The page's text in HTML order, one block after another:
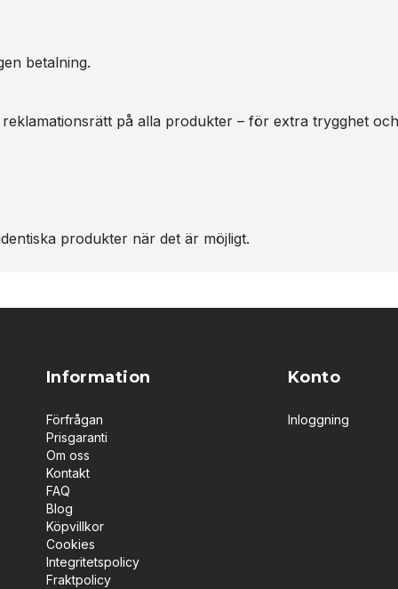
betalning.
på alla produkter – för extra trygghet
produkter när det är möjligt.
Information
Förfrågan
Prisgaranti
Om oss
Kontakt
FAQ
Blog
Köpvillkor
Cookies
Integritetspolicy
Fraktpolicy
Konto
Inloggning